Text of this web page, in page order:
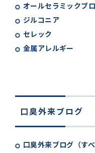
オールセラミックブ
ジルコニア
セレック
金属アレルギー
口臭外来ブログ
口臭外来ブログ（すべ